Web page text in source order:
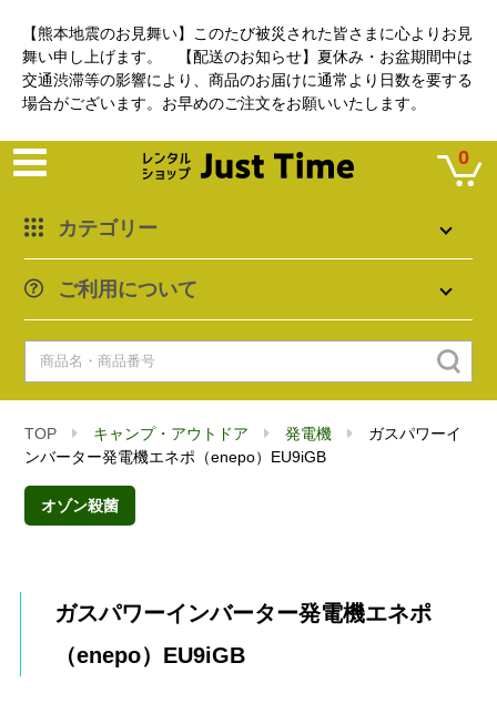
【熊本地震のお見舞い】このたび被災された皆さまに心よりお見
舞い申し上げます。 【配送のお知らせ】夏休み・お盆期間中は
交通渋滞等の影響により、商品のお届けに通常より日数を要する
場合がございます。お早めのご注文をお願いいたします。
カテゴリー
ご利用について
0
TOP キャンプ・アウトドア 発電機
ガスパワーイ
ンバーター発電機エネポ（enepo）EU9iGB
オゾン殺菌
ガスパワーインバーター発電機エネポ
（enepo）EU9iGB